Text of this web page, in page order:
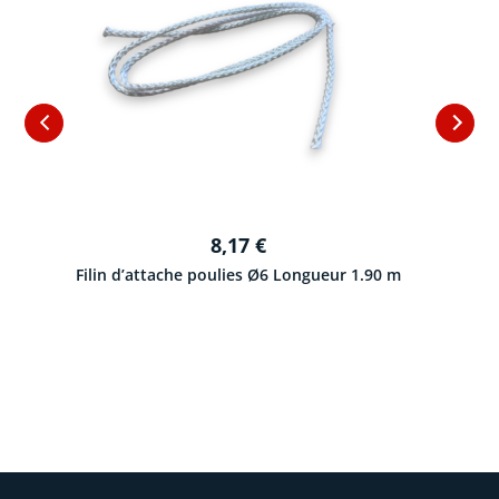
8,17 €
Filin d’attache poulies Ø6 Longueur 1.90 m